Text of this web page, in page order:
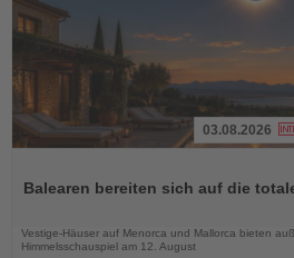
die
03.08.2026
Balearen bereiten sich auf die
Vestige-Häuser auf Menorca und Mallorca bieten
Himmelsschauspiel am 12. August